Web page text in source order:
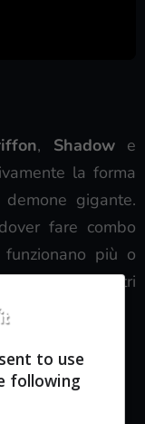
, Shadowe
la forma
gigante.
fare combo
più o
degli altri
V.
a distanza.
to use
following